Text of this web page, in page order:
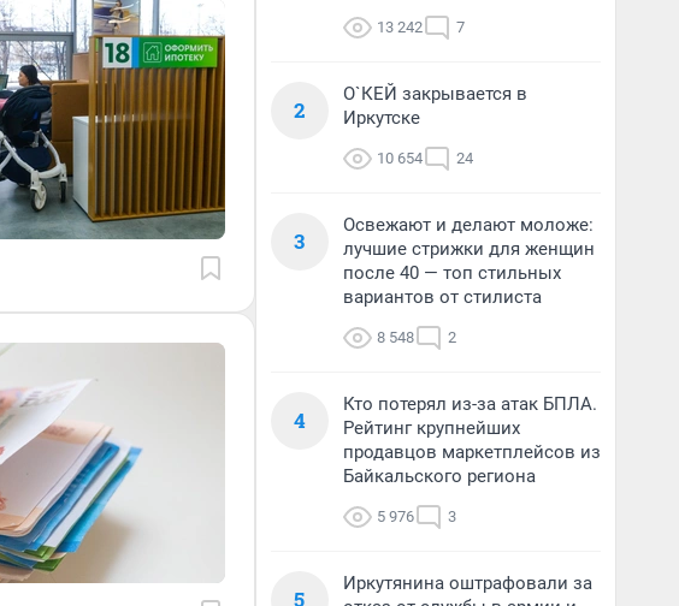
13 242 7
2
О`КЕЙ закрывается в
Иркутске
10 654 24
3
Освежают и делают моложе:
лучшие стрижки для женщин
после 40 — топ стильных
вариантов от стилиста
8 548 2
4
Кто потерял из-за атак БПЛА.
Рейтинг крупнейших
продавцов маркетплейсов из
Байкальского региона
5 976 3
5
Иркутянина оштрафовали за